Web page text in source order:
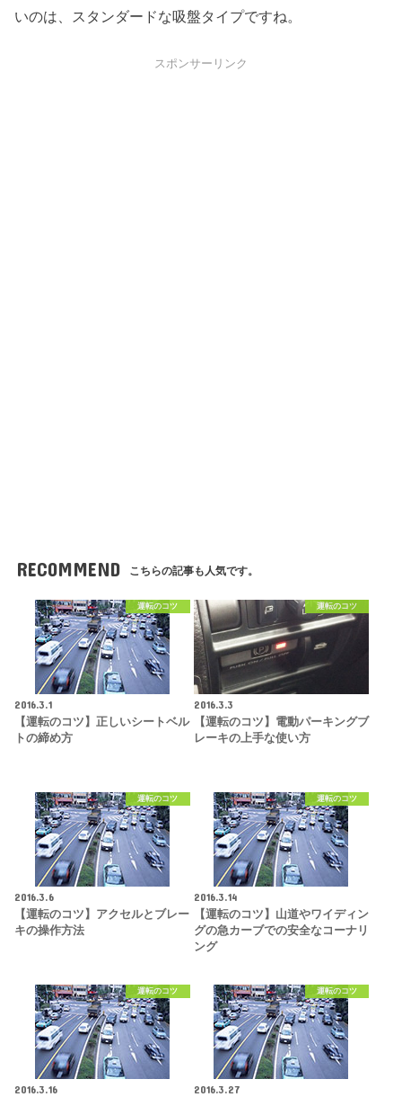
いのは、スタンダードな吸盤タイプですね。
スポンサーリンク
RECOMMEND こちらの記事も人気です。
運転のコツ
2016.3.1
【運転のコツ】正しいシートベル
トの締め方
運転のコツ
2016.3.3
【運転のコツ】電動パーキングブ
レーキの上手な使い方
運転のコツ
2016.3.6
【運転のコツ】アクセルとブレー
キの操作方法
運転のコツ
2016.3.14
【運転のコツ】山道やワイディン
グの急カーブでの安全なコーナリ
ング
運転のコツ
2016.3.16
運転のコツ
2016.3.27